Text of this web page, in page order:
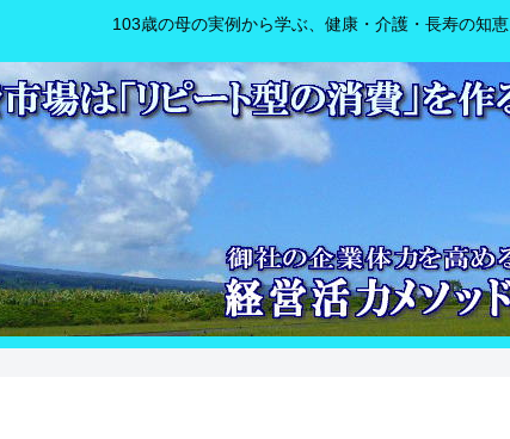
103歳の母の実例から学ぶ、健康・介護・長寿の知恵